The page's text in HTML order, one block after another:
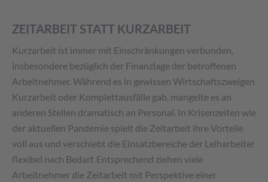
ZEITARBEIT STATT KURZARBEIT
Kurzarbeit ist immer mit Einschränkungen verbunden,
insbesondere bezüglich der Finanzlage der betroffenen
Arbeitnehmer. Während es in gewissen Wirtschaftszweigen
Kurzarbeit oder Komplettausfälle gab, mangelte es an
anderen Stellen dramatisch an Personal. In Krisenzeiten wie
der aktuellen Pandemie spielt die Zeitarbeit ihre Vorteile
voll aus und verschiebt die Einsatzbereiche der Leiharbeiter
flexibel nach Bedarf. Entsprechend ziehen viele
Arbeitnehmer die Zeitarbeit mit Perspektive einer